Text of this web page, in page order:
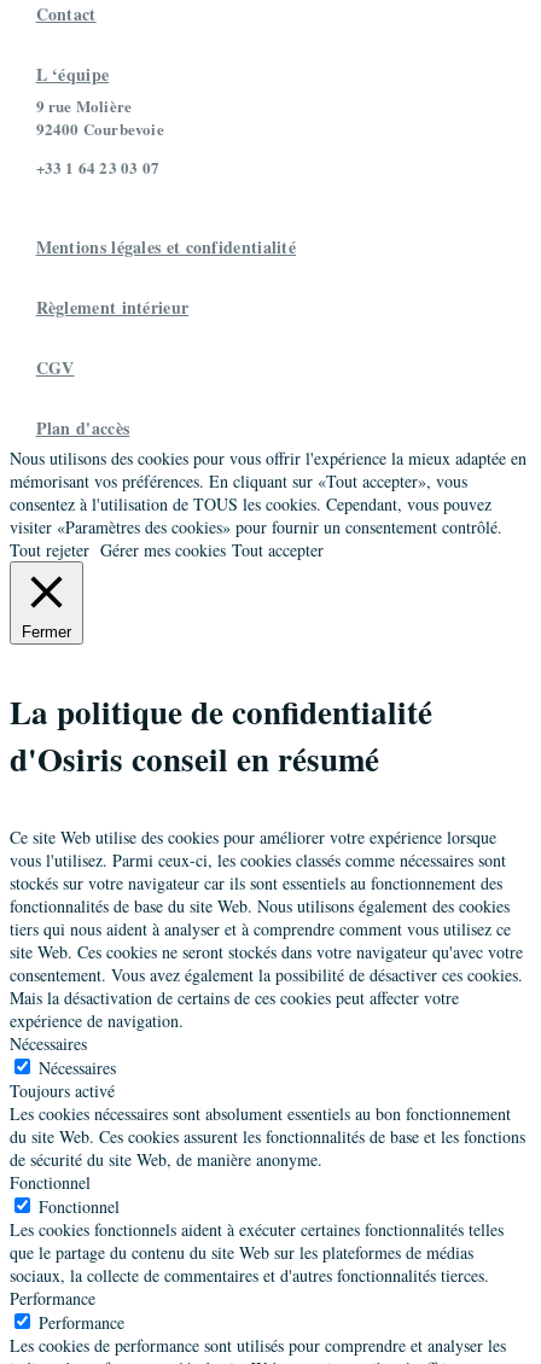
Contact
L ‘équipe
9 rue Molière
92400 Courbevoie
+33 1 64 23 03 07
Mentions légales et confidentialité
Règlement intérieur
CGV
Plan d'accès
Nous utilisons des cookies pour vous offrir l'expérience la mieux adaptée en
mémorisant vos préférences. En cliquant sur «Tout accepter», vous
consentez à l'utilisation de TOUS les cookies. Cependant, vous pouvez
visiter «Paramètres des cookies» pour fournir un consentement contrôlé.
Tout rejeter Gérer mes cookies Tout accepter
Fermer
La politique de confidentialité
d'Osiris conseil en résumé
Ce site Web utilise des cookies pour améliorer votre expérience lorsque
vous l'utilisez. Parmi ceux-ci, les cookies classés comme nécessaires sont
stockés sur votre navigateur car ils sont essentiels au fonctionnement des
fonctionnalités de base du site Web. Nous utilisons également des cookies
tiers qui nous aident à analyser et à comprendre comment vous utilisez ce
site Web. Ces cookies ne seront stockés dans votre navigateur qu'avec votre
consentement. Vous avez également la possibilité de désactiver ces cookies.
Mais la désactivation de certains de ces cookies peut affecter votre
expérience de navigation.
Nécessaires
Nécessaires
Toujours activé
Les cookies nécessaires sont absolument essentiels au bon fonctionnement
du site Web. Ces cookies assurent les fonctionnalités de base et les fonctions
de sécurité du site Web, de manière anonyme.
Fonctionnel
Fonctionnel
Les cookies fonctionnels aident à exécuter certaines fonctionnalités telles
que le partage du contenu du site Web sur les plateformes de médias
sociaux, la collecte de commentaires et d'autres fonctionnalités tierces.
Performance
Performance
Les cookies de performance sont utilisés pour comprendre et analyser les